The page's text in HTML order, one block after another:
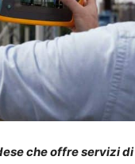
che offre servizi